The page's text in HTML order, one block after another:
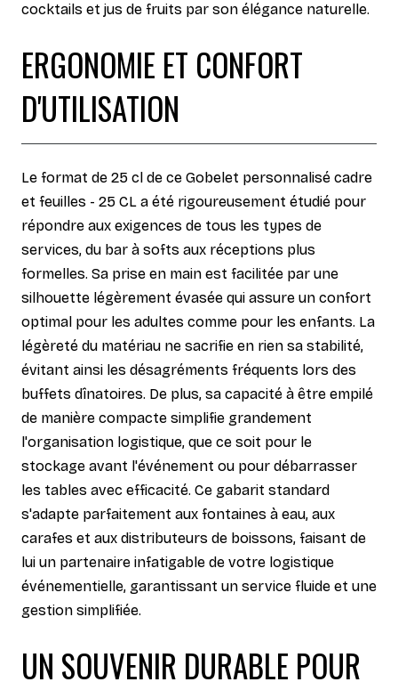
cocktails et jus de fruits par son élégance naturelle.
ERGONOMIE ET CONFORT
D'UTILISATION
Le format de 25 cl de ce Gobelet personnalisé cadre
et feuilles - 25 CL a été rigoureusement étudié pour
répondre aux exigences de tous les types de
services, du bar à softs aux réceptions plus
formelles. Sa prise en main est facilitée par une
silhouette légèrement évasée qui assure un confort
optimal pour les adultes comme pour les enfants. La
légèreté du matériau ne sacrifie en rien sa stabilité,
évitant ainsi les désagréments fréquents lors des
buffets dînatoires. De plus, sa capacité à être empilé
de manière compacte simplifie grandement
l'organisation logistique, que ce soit pour le
stockage avant l'événement ou pour débarrasser
les tables avec efficacité. Ce gabarit standard
s'adapte parfaitement aux fontaines à eau, aux
carafes et aux distributeurs de boissons, faisant de
lui un partenaire infatigable de votre logistique
événementielle, garantissant un service fluide et une
gestion simplifiée.
UN SOUVENIR DURABLE POUR